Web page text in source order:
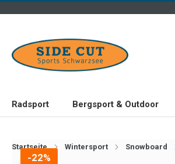
Radsport Bergsport & Outdoor
Startseite Wintersport Snowboard
-22%